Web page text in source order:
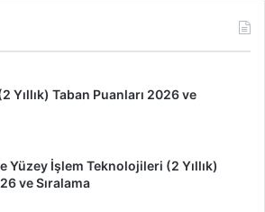
Yıllık) Taban Puanları 2026 ve
Yüzey İşlem Teknolojileri (2 Yıllık)
ve Sıralama